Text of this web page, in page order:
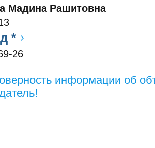
Мадина Рашитовна
*
26
информации об